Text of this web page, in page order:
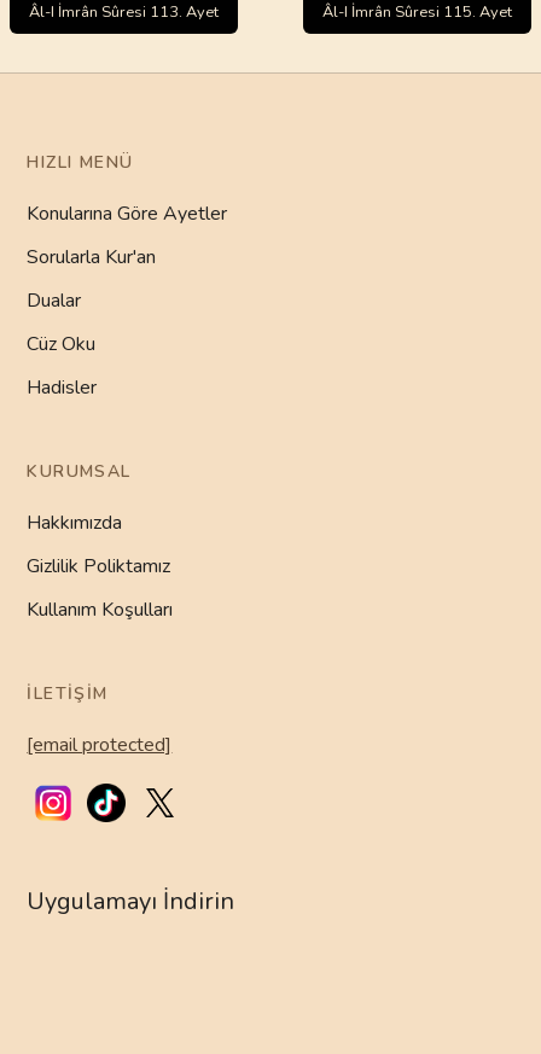
Âl-I İmrân Sûresi 113. Ayet Âl-I İmrân Sûresi 115. Ayet
HIZLI MENÜ
Konularına Göre Ayetler
Sorularla Kur'an
Dualar
Cüz Oku
Hadisler
KURUMSAL
Hakkımızda
Gizlilik Poliktamız
Kullanım Koşulları
İLETIŞIM
[email protected]
Uygulamayı İndirin